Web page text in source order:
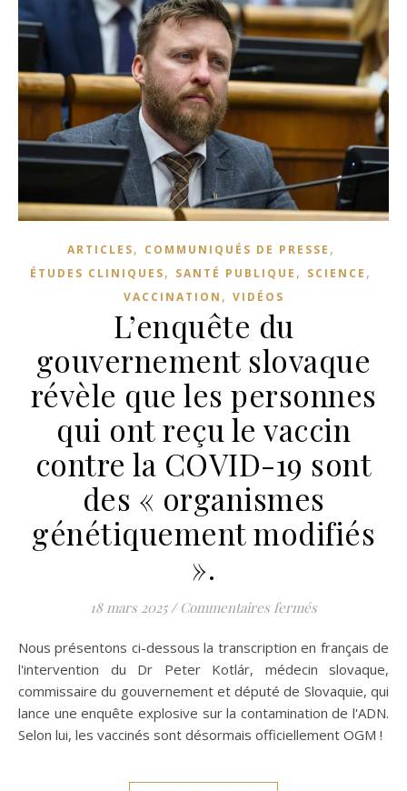
ARTICLES, COMMUNIQUÉS DE PRESSE ,
ÉTUDES CLINIQUES, SANTÉ PUBLIQUE , SCIENCE ,
VACCINATION , VIDÉOS
L’enquête du
gouvernement slovaque
révèle que les personnes
qui ont reçu le vaccin
contre la COVID-19 sont
des « organismes
génétiquement modifiés
».
18 mars 2025 / Commentaires ferméssur
Nous présentons ci-dessous la transcription en français de
l'intervention du Dr Peter Kotlár, médecin slovaque,
commissaire du gouvernement et député de Slovaquie, qui
lance une enquête explosive sur la contamination de l'ADN.
Selon lui, les vaccinés sont désormais officiellement OGM !